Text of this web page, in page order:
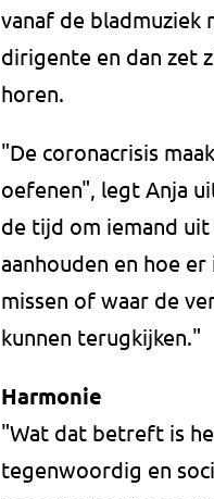
vanaf de bladmuziek
dirigente en dan zet
horen.
"De coronacrisis
oefenen", legt Anja
de tijd om iemand
aanhouden en hoe
missen of waar de
kunnen terugkijken."
Harmonie
"Wat dat betreft is
tegenwoordig en